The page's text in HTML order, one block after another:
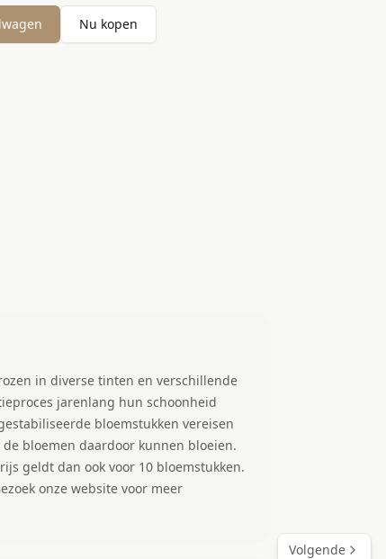
Nu kopen
Volgende
in diverse tinten en verschillende
jarenlang hun schoonheid
bloemstukken vereisen
bloemen daardoor kunnen bloeien.
geldt dan ook voor 10 bloemstukken.
onze website voor meer